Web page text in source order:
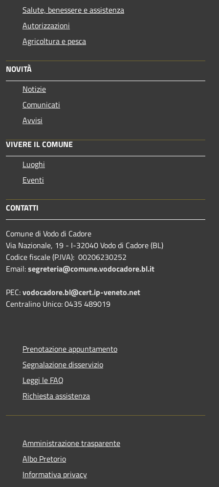
Salute, benessere e assistenza
Autorizzazioni
Agricoltura e pesca
NOVITÀ
Notizie
Comunicati
Avvisi
VIVERE IL COMUNE
Luoghi
Eventi
CONTATTI
Comune di Vodo di Cadore
Via Nazionale, 19 - I-32040 Vodo di Cadore (BL)
Codice fiscale (P.IVA): 00206230252
Email:segreteria@comune.vodocadore.bl.it
PEC:vodocadore.bl@cert.ip-veneto.net
Centralino Unico: 0435 489019
Prenotazione appuntamento
Segnalazione disservizio
Leggi le FAQ
Richiesta assistenza
Amministrazione trasparente
Albo Pretorio
Informativa privacy